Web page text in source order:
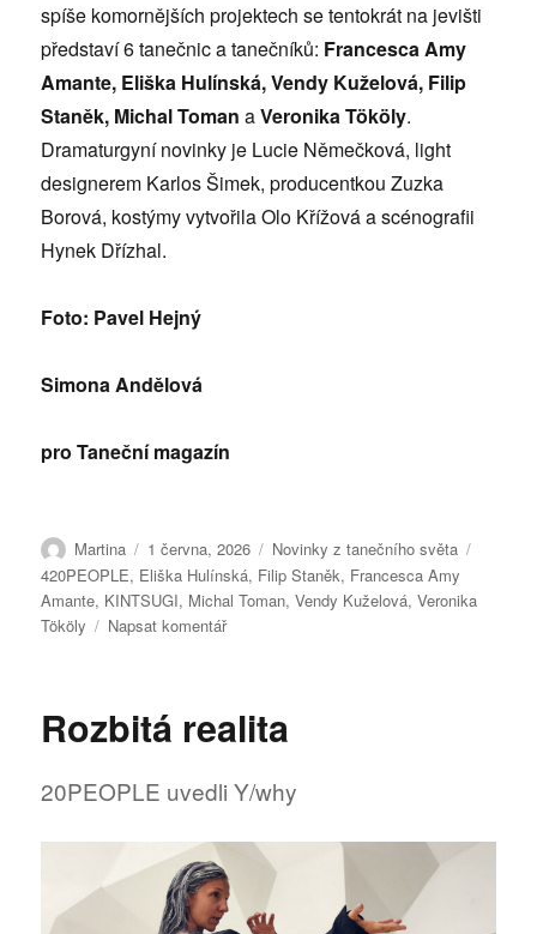
spíše komornějších projektech se tentokrát na jevišti
představí 6 tanečnic a tanečníků: Francesca Amy
Amante, Eliška Hulínská, Vendy Kuželová, Filip
Staněk, Michal Toman aVeronika Tököly.
Dramaturgyní novinky je Lucie Němečková, light
designerem Karlos Šimek, producentkou Zuzka
Borová, kostýmy vytvořila Olo Křížová a scénografii
Hynek Dřízhal.
Foto: Pavel Hejný
Simona Andělová
pro Taneční magazín
Autor:
Martina Publikováno:
1 června, 2026 Rubriky:
Novinky z tanečního světa
420PEOPLE, Eliška Hulínská, Filip Staněk, Francesca Amy
Amante, KINTSUGI, Michal Toman,Vendy Kuželová,Veronika
Tököly
Napsat komentářpro
KINTSUGI
Rozbitá realita
20PEOPLE uvedli Y/why